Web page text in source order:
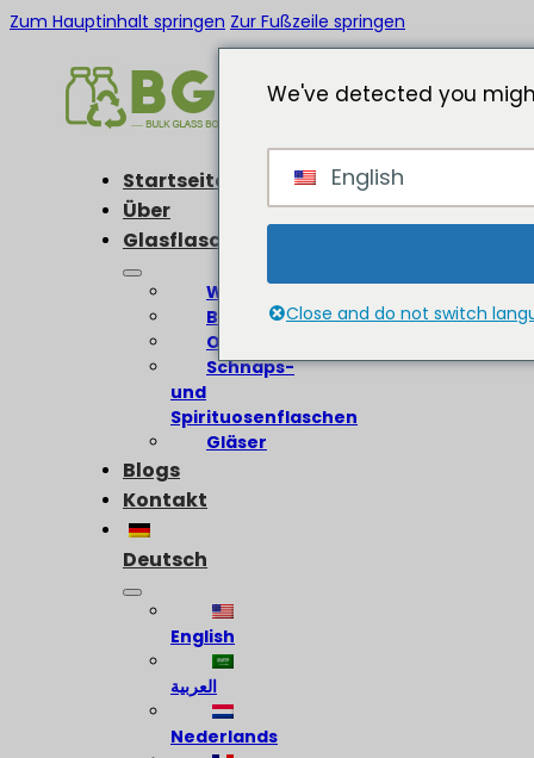
Zum Hauptinhalt springen Zur Fußzeile springen
Startseite
Über
Glasflaschen
Weinflaschen
Bierflaschen
Olivenölflaschen
Schnaps-
und
Spirituosenflaschen
Gläser
Blogs
Kontakt
Deutsch
English
العربية
Nederlands
We've detected you
English
Close and do not switch